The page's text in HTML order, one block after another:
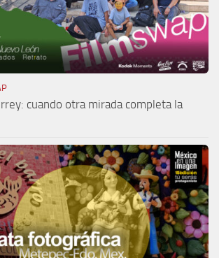
cuando otra mirada completa la